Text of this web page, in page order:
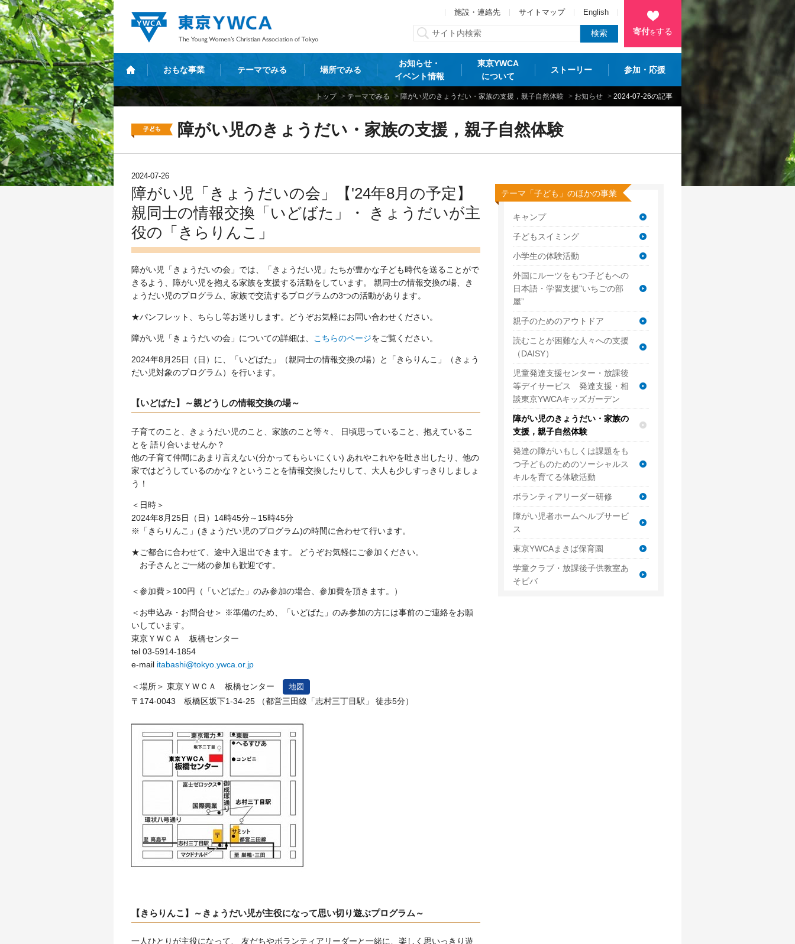
施設・連絡先 サイトマップ English
寄付をする
おもな事業 テーマでみる 場所でみる
お知らせ・
イベント情報
東京YWCA
について
ストーリー 参加・応援
トップ > テーマでみる > 障がい児のきょうだい・家族の支援，親子自然体験 > お知らせ > 2024-07-26の記事
障がい児のきょうだい・家族の支援，親子自然体験
2024-07-26
障がい児「きょうだいの会」【'24年8月の予定】
親同士の情報交換「いどばた」・ きょうだいが主
役の「きらりんこ」
障がい児「きょうだいの会」では、「きょうだい児」たちが豊かな子ども時代を送ることがで
きるよう、障がい児を抱える家族を支援する活動をしています。 親同士の情報交換の場、き
ょうだい児のプログラム、家族で交流するプログラムの3つの活動があります。
★パンフレット、ちらし等お送りします。どうぞお気軽にお問い合わせください。
障がい児「きょうだいの会」についての詳細は、 こちらのページをご覧ください。
2024年8月25日（日）に、「いどばた」（親同士の情報交換の場）と「きらりんこ」（きょう
だい児対象のプログラム）を行います。
【いどばた】～親どうしの情報交換の場～
子育てのこと、きょうだい児のこと、家族のこと等々、 日頃思っていること、抱えているこ
とを 語り合いませんか？
他の子育て仲間にあまり言えない(分かってもらいにくい) あれやこれやを吐き出したり、他の
家ではどうしているのかな？ということを情報交換したりして、大人も少しすっきりしましょ
う！
＜日時＞
2024年8月25日（日）14時45分～15時45分
※「きらりんこ」(きょうだい児のプログラム)の時間に合わせて行います。
★ご都合に合わせて、途中入退出できます。 どうぞお気軽にご参加ください。
お子さんとご一緒の参加も歓迎です。
＜参加費＞100円（「いどばた」のみ参加の場合、参加費を頂きます。）
＜お申込み・お問合せ＞ ※準備のため、「いどばた」のみ参加の方には事前のご連絡をお願
いしています。
東京ＹＷＣＡ 板橋センター
tel 03-5914-1854
e-mail itabashi@tokyo.ywca.or.jp
＜場所＞ 東京ＹＷＣＡ 板橋センター 地図
〒174-0043 板橋区坂下1-34-25 （都営三田線「志村三丁目駅」 徒歩5分）
【きらりんこ】～きょうだい児が主役になって思い切り遊ぶプログラム～
一人ひとりが主役になって、 友だちやボランティアリーダーと一緒に、楽しく思いっきり遊
テーマ「子ども」のほかの事業
キャンプ
子どもスイミング
小学生の体験活動
外国にルーツをもつ子どもへの
日本語・学習支援"いちごの部
屋”
親子のためのアウトドア
読むことが困難な人々への支援
（DAISY）
児童発達支援センター・放課後
等デイサービス 発達支援・相
談東京YWCAキッズガーデン
障がい児のきょうだい・家族の
支援，親子自然体験
発達の障がいもしくは課題をも
つ子どものためのソーシャルス
キルを育てる体験活動
ボランティアリーダー研修
障がい児者ホームヘルプサービ
ス
東京YWCAまきば保育園
学童クラブ・放課後子供教室あ
そビバ